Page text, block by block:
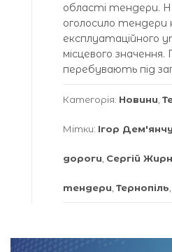
області тендери.
оголосило тендери
експлуатаційного
місцевого значення.
перебувають під
Категорія: Новини,
Мітки: Ігор
дороги, Сергій
тендери, Тернопіль,